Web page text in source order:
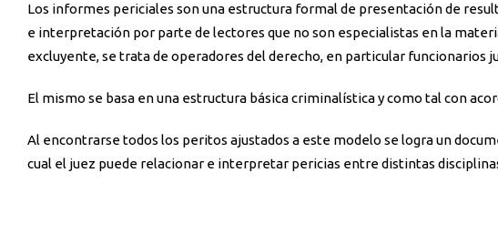
Los informes periciales son una estructura formal de presentación de
e interpretación por parte de lectores que no son especialistas en la
excluyente, se trata de operadores del derecho, en particular funcionarios
El mismo se basa en una estructura básica criminalística y como tal con
Al encontrarse todos los peritos ajustados a este modelo se logra un
cual el juez puede relacionar e interpretar pericias entre distintas